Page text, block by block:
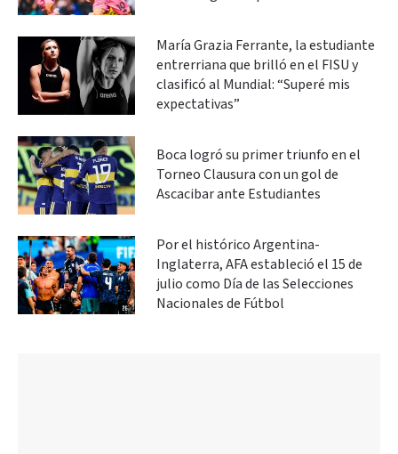
María Grazia Ferrante, la estudiante
entrerriana que brilló en el FISU y
clasificó al Mundial: “Superé mis
expectativas”
Boca logró su primer triunfo en el
Torneo Clausura con un gol de
Ascacibar ante Estudiantes
Por el histórico Argentina-
Inglaterra, AFA estableció el 15 de
julio como Día de las Selecciones
Nacionales de Fútbol